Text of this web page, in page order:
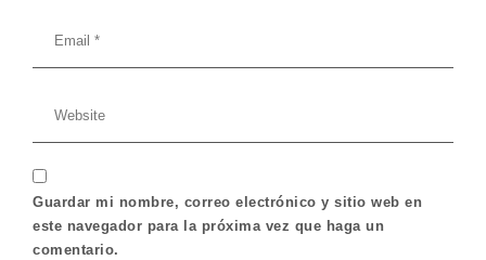
Guardar mi nombre, correo electrónico y sitio web en
este navegador para la próxima vez que haga un
comentario.